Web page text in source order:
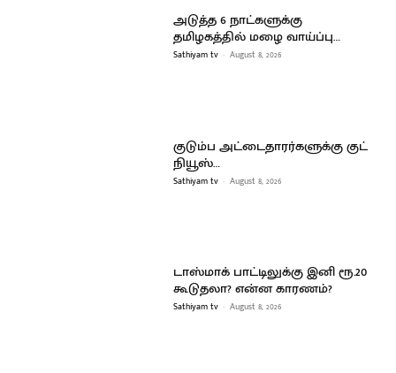
அடுத்த 6 நாட்களுக்கு
தமிழகத்தில் மழை வாய்ப்பு…
Sathiyam tv - August 8, 2026
குடும்ப அட்டைதாரர்களுக்கு குட்
நியூஸ்…
Sathiyam tv - August 8, 2026
டாஸ்மாக் பாட்டிலுக்கு இனி ரூ.20
கூடுதலா? என்ன காரணம்?
Sathiyam tv - August 8, 2026